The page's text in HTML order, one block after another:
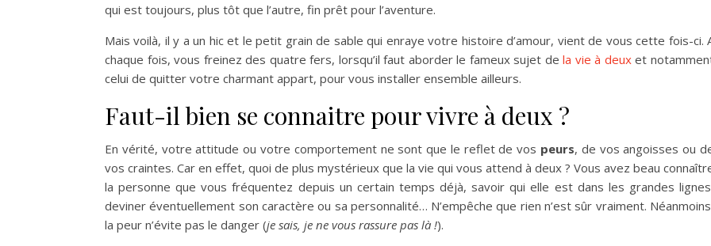
qui est toujours, plus tôt que l’autre, fin prêt pour l’aventure.
Mais voilà, il y a un hic et le petit grain de sable qui enraye votre histoire d’amour, vient de vous cette fois-ci.
chaque fois, vous freinez des quatre fers, lorsqu’il faut aborder le fameux sujet dela vie à deuxet
celui de quitter votre charmant appart, pour vous installer ensemble ailleurs.
Faut-il bien se connaitre pour vivre à deux ?
En vérité, votre attitude ou votre comportement ne sont que le reflet de vos peurs, de vos angoisses ou
vos craintes. Car en effet, quoi de plus mystérieux que la vie qui vous attend à deux ? Vous avez beau
la personne que vous fréquentez depuis un certain temps déjà, savoir qui elle est dans les grandes
deviner éventuellement son caractère ou sa personnalité… N’empêche que rien n’est sûr vraiment.
la peur n’évite pas le danger (je sais, je ne vous rassure pas là !).